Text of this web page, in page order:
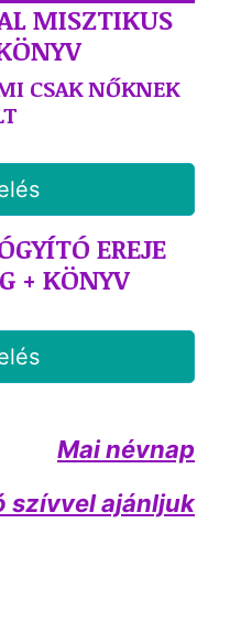
MISZTIKUS
CSAK NŐKNEK
EREJE
+ KÖNYV
Mai névnap
szívvel ajánljuk